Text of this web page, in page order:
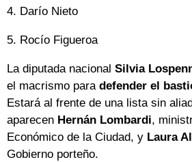
4. Darío Nieto
5. Rocío Figueroa
La diputada nacional Silvia
el macrismo para defender el
Estará al frente de una lista sin
aparecen Hernán Lombardi,
Económico de la Ciudad, y Laura
Gobierno porteño.